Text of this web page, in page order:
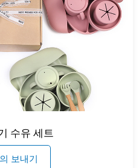
수유 세트
보내기